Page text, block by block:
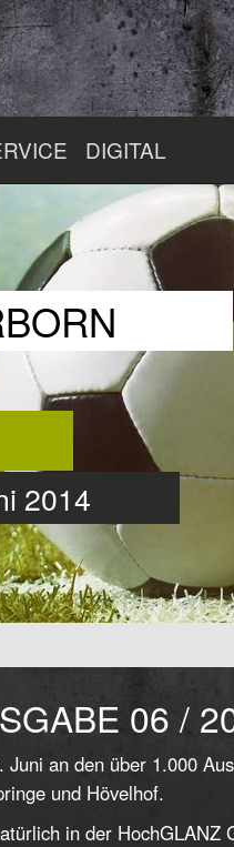
DIGITAL
2014
06 /
Juni an den über 1.000
und Hövelhof.
in der HochGLANZ